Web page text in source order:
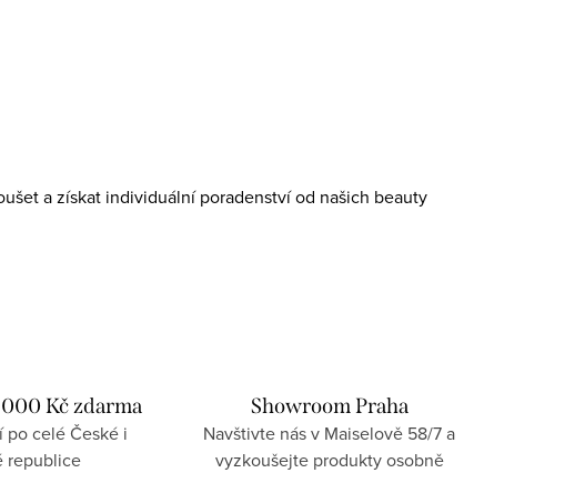
a získat individuální poradenství od našich beauty
Kč zdarma
po celé České i
republice
Showroom Praha
Navštivte nás v Maiselově 58/7 a
vyzkoušejte produkty osobně